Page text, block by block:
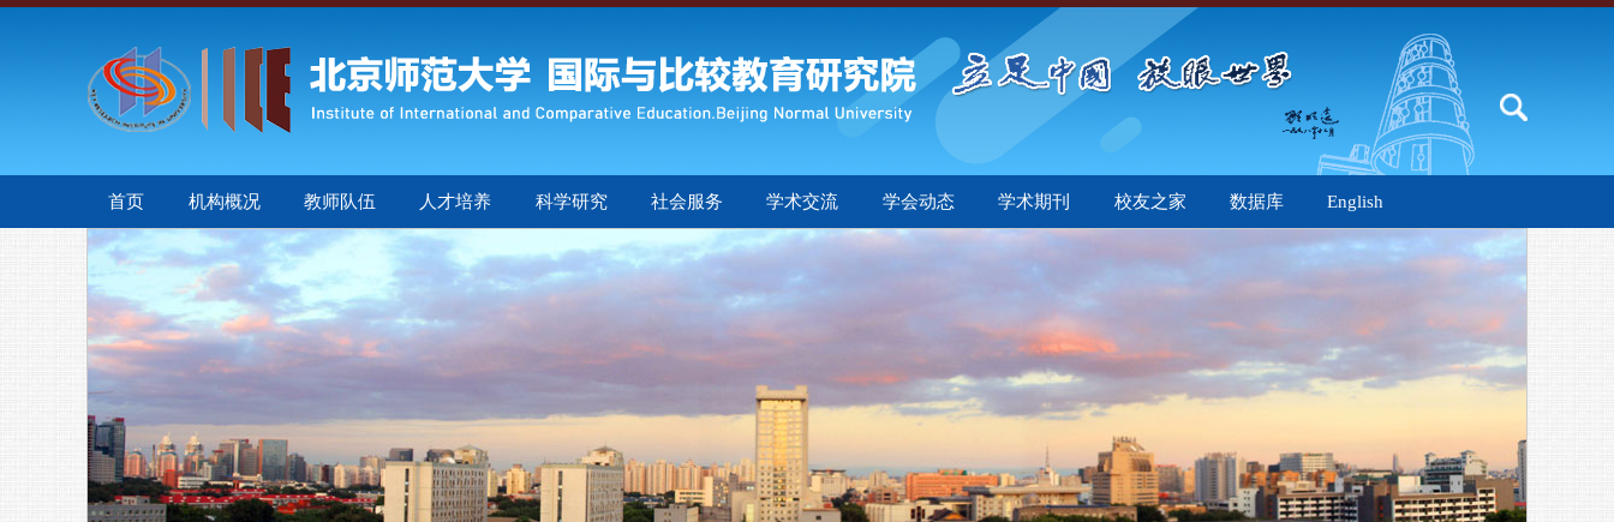
首页 机构概况 教师队伍 人才培养 科学研究 社会服务 学术交流 学会动态 学术期刊 校友之家 数据库 English